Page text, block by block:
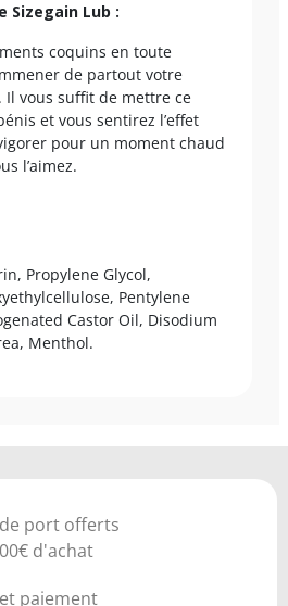
Sizegain Lub :
coquins en toute
de partout votre
Il vous suffit de mettre ce
et vous sentirez l’effet
pour un moment chaud
l’aimez.
Propylene Glycol,
Pentylene
Castor Oil, Disodium
Menthol.
port offerts
d'achat
paiement